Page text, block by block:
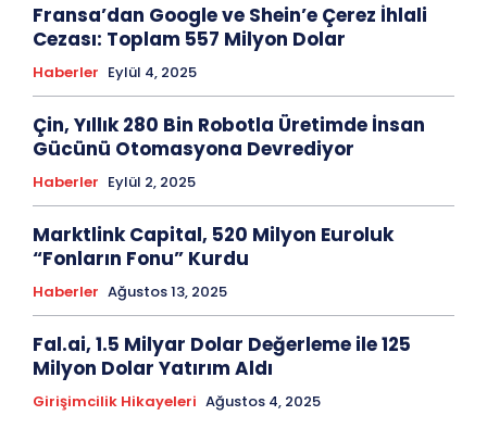
Fransa’dan Google ve Shein’e Çerez İhlali
Cezası: Toplam 557 Milyon Dolar
Haberler Eylül 4, 2025
Çin, Yıllık 280 Bin Robotla Üretimde İnsan
Gücünü Otomasyona Devrediyor
Haberler Eylül 2, 2025
Marktlink Capital, 520 Milyon Euroluk
“Fonların Fonu” Kurdu
Haberler Ağustos 13, 2025
Fal.ai, 1.5 Milyar Dolar Değerleme ile 125
Milyon Dolar Yatırım Aldı
Girişimcilik Hikayeleri Ağustos 4, 2025